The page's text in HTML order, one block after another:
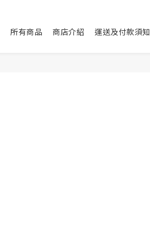
所有商品 商店介紹 運送及付款須知